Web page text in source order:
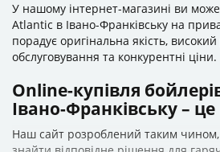
У нашому інтернет-магазині ви
Atlantic в Івано-Франківську на
порадує оригінальна якість,
обслуговування та конкурентні ціни.
Online-купівля
Івано-Франківську – це
Наш сайт розроблений таким